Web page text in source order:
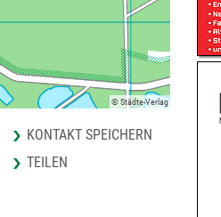
© Städte-Verlag
KONTAKT SPEICHERN
TEILEN